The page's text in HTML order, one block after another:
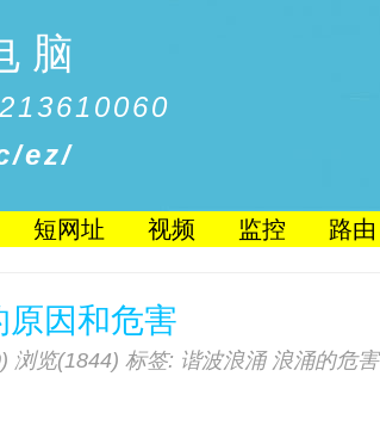
脑
ez/
短网址 视频 监控 路由
因和危害
浏览(1844) 标签: 谐波浪涌 浪涌的危害